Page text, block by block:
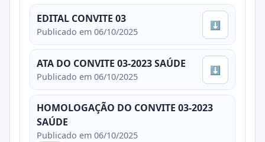
EDITAL CONVITE 03
Publicado em 06/10/2025
⬇
ATA DO CONVITE 03-2023 SAÚDE
Publicado em 06/10/2025
⬇
HOMOLOGAÇÃO DO CONVITE 03-2023
SAÚDE
Publicado em 06/10/2025